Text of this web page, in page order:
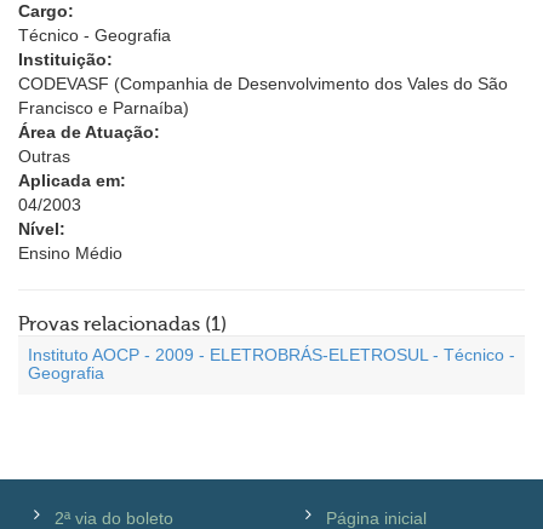
Cargo:
Técnico - Geografia
Instituição:
CODEVASF (Companhia de Desenvolvimento dos Vales do São
Francisco e Parnaíba)
Área de Atuação:
Outras
Aplicada em:
04/2003
Nível:
Ensino Médio
Provas relacionadas (1)
Instituto AOCP - 2009 - ELETROBRÁS-ELETROSUL - Técnico -
Geografia
2ª via do boleto Página inicial